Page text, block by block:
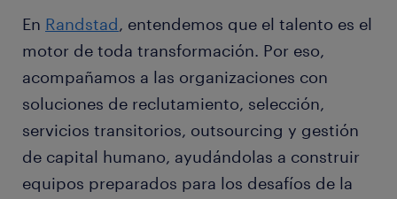
En Randstad, entendemos que el talento es el
motor de toda transformación. Por eso,
acompañamos a las organizaciones con
soluciones de reclutamiento, selección,
servicios transitorios, outsourcing y gestión
de capital humano, ayudándolas a construir
equipos preparados para los desafíos de la